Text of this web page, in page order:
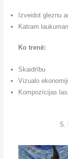
Izveidot gleznu
Katram
Ko trenē:
Skaidrību
Vizualo
Kompozīcijas
5.